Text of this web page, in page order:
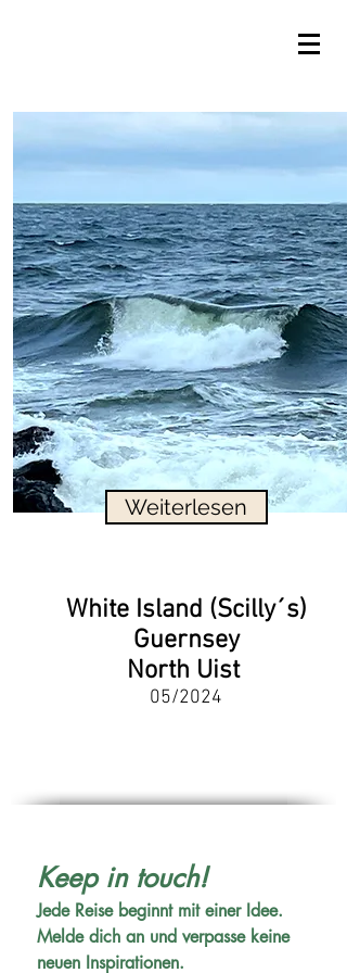
Weiterlesen
White Island (Scilly´s)
Guernsey
North Uist
05/2024
Keep in touch!
Jede Reise beginnt mit einer Idee.
Melde dich an und verpasse keine
neuen Inspirationen.